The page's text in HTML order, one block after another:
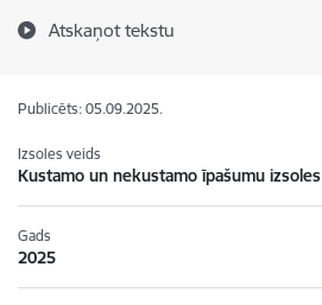
Atskaņot tekstu
Publicēts: 05.09.2025.
Izsoles veids
Kustamo un nekustamo īpašumu izsoles
Gads
2025